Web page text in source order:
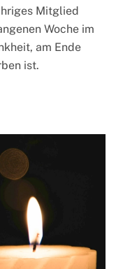
um
Walter
Mönninghoff
Mitglied
Woche im
am Ende
ist.